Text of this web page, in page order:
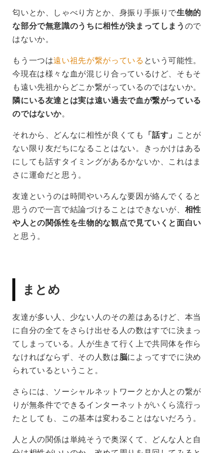
匂いとか、しゃべり方とか、身振り手振りで生物的
な部分で無意識のうちに相性が決まってしまう ので
はないか。
もう一つは遠い祖先が繋がっている という可能性。
今現在は様々な血が混じり合っているけど、そもそ
も遠い先祖からどこか繋がっているのではないか。
隣にいる友達とは実は遠い過去で血が繋がっている
のではないか。
それから、どんなに相性が良くても 「話す」
ことが
ない限り友だちになることはない。きっかけはある
にしても話すタイミングがあるかないか、これはま
さに運命だと思う。
友達というのは時間やいろんな要因が絡んでくると
思うので一言で結論づけることはできないが、 相性
や人との関係性を生物的な観点で見ていくと面白い
と思う。
まとめ
友達が多い人、少ない人のその差はあるけど、本当
に自分の全てをさらけ出せる人の数はすでに決まっ
てしまっている。人が生きて行く上で共同体を作ら
なければならず、その人数は脳によってすでに決め
られているということ。
さらには、ソーシャルネットワークとか人との繋が
りが無条件でできるインターネットがいくら流行っ
たとしても、この基本は変わることはないだろう。
人と人の関係は単純そうで奥深くて、どんな人と自